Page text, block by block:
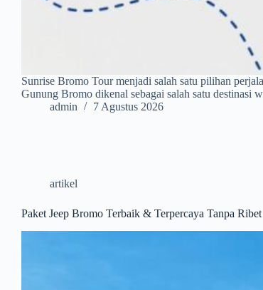
Sunrise Bromo Tour menjadi salah satu pilihan
Gunung Bromo dikenal sebagai salah satu
admin
7 Agustus 2026
artikel
Paket Jeep Bromo Terbaik & Terpercaya Tanpa Ribet